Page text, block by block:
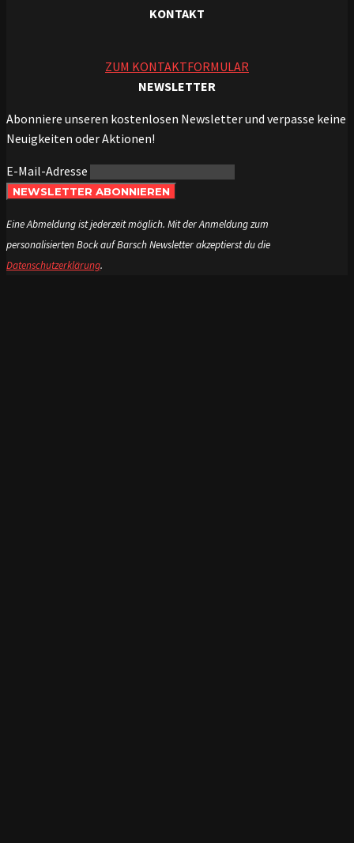
KONTAKT
ZUM KONTAKTFORMULAR
NEWSLETTER
Abonniere unseren kostenlosen Newsletter und verpasse keine
Neuigkeiten oder Aktionen!
E-Mail-Adresse
NEWSLETTER ABONNIEREN
Eine Abmeldung ist jederzeit möglich. Mit der Anmeldung zum
personalisierten Bock auf Barsch Newsletter akzeptierst du die
Datenschutzerklärung.